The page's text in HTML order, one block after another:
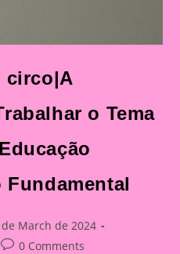
circo|A
o Tema
March de 2024
Post0 Comments